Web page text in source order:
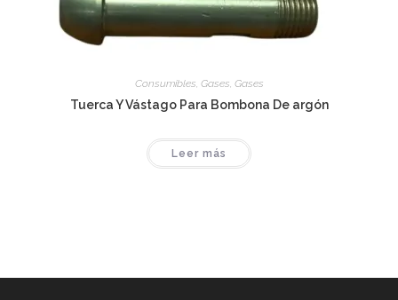
Consumibles, Gases, Gases
Tuerca Y Vástago Para Bombona De argón
Leer más